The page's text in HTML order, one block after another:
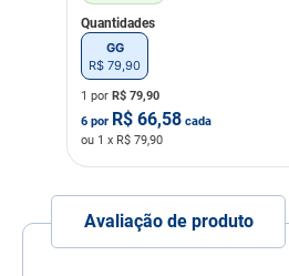
Quantidades
GG
R$ 79 90
1 por R$ 79,90
6 por R$ 66,58 cada
ou 1 x R$ 79,90
Avaliação de produto